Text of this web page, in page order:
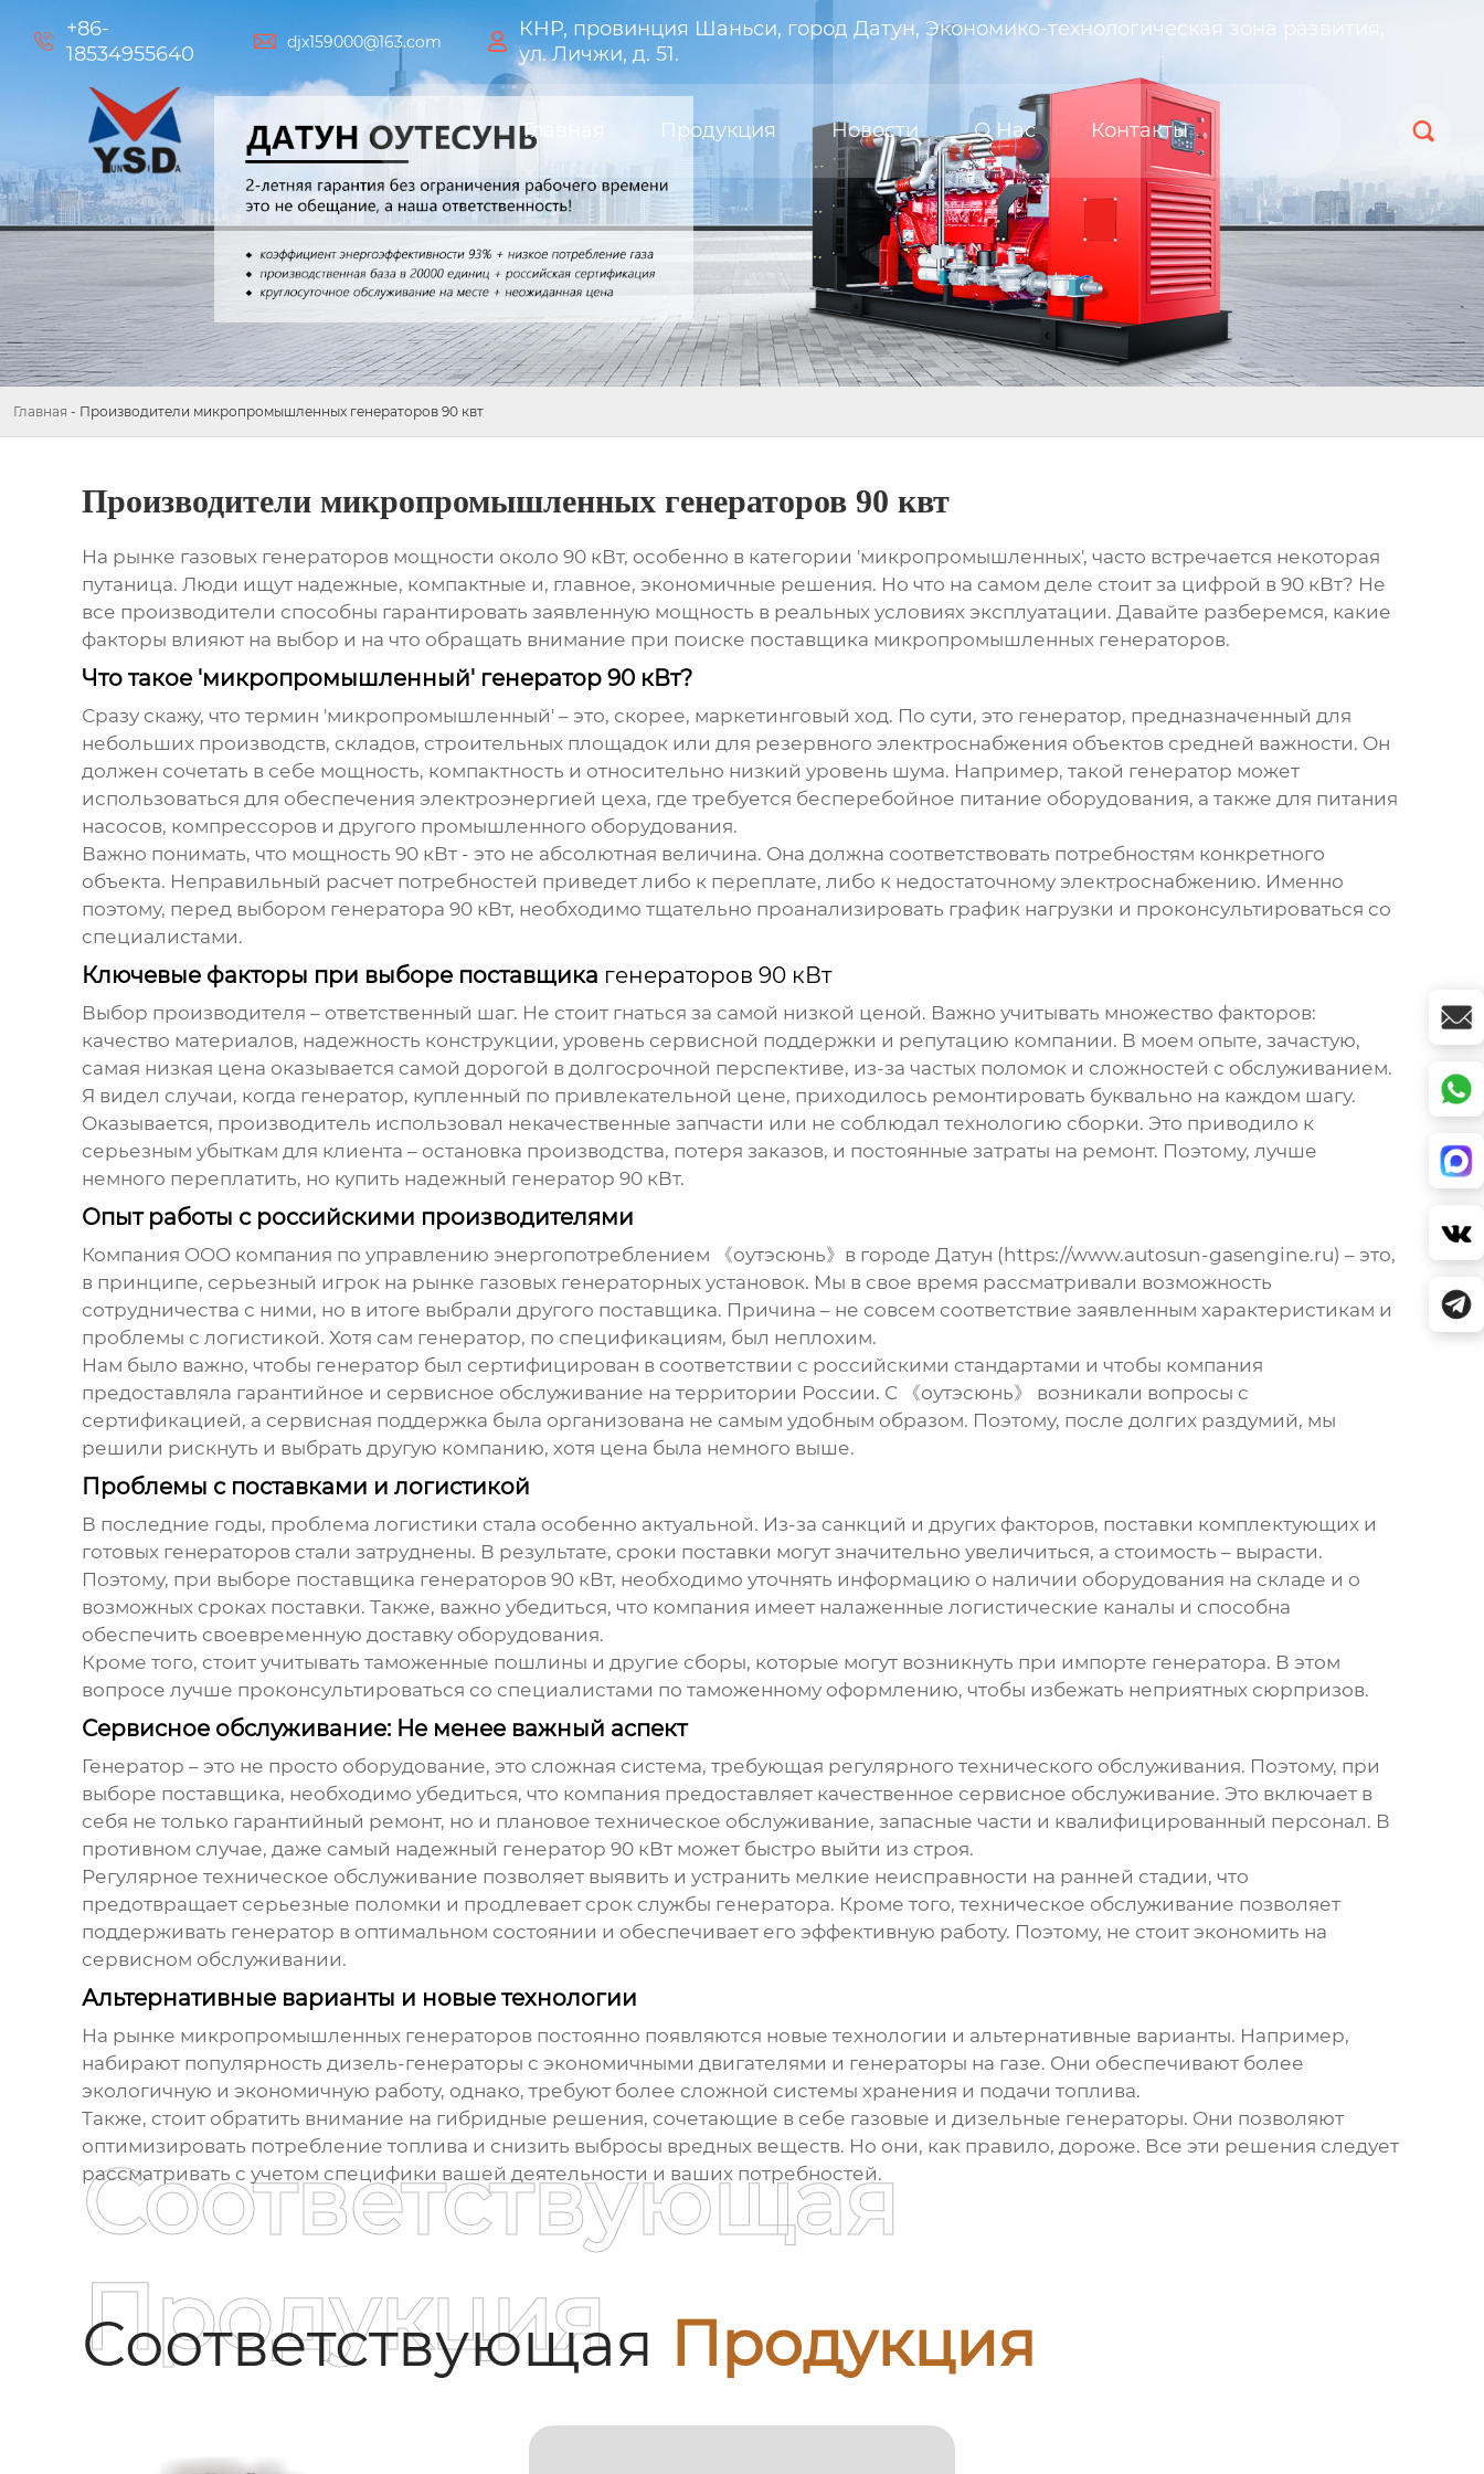

+86-
18534955640
 djx159000@163.com 
КНР, провинция Шаньси, город Датун, Экономико-технологическая зона развития,
ул. Личжи, д. 51.
Главная Продукция Новости О Нас Контакты 
Главная - Производители микропромышленных генераторов 90 квт
Производители микропромышленных генераторов 90 квт
На рынке газовых генераторов мощности около 90 кВт, особенно в категории 'микропромышленных', часто встречается некоторая
путаница. Люди ищут надежные, компактные и, главное, экономичные решения. Но что на самом деле стоит за цифрой в 90 кВт? Не
все производители способны гарантировать заявленную мощность в реальных условиях эксплуатации. Давайте разберемся, какие
факторы влияют на выбор и на что обращать внимание при поиске поставщика микропромышленных генераторов.
Что такое 'микропромышленный' генератор 90 кВт?
Сразу скажу, что термин 'микропромышленный' – это, скорее, маркетинговый ход. По сути, это генератор, предназначенный для
небольших производств, складов, строительных площадок или для резервного электроснабжения объектов средней важности. Он
должен сочетать в себе мощность, компактность и относительно низкий уровень шума. Например, такой генератор может
использоваться для обеспечения электроэнергией цеха, где требуется бесперебойное питание оборудования, а также для питания
насосов, компрессоров и другого промышленного оборудования.
Важно понимать, что мощность 90 кВт - это не абсолютная величина. Она должна соответствовать потребностям конкретного
объекта. Неправильный расчет потребностей приведет либо к переплате, либо к недостаточному электроснабжению. Именно
поэтому, перед выбором генератора 90 кВт, необходимо тщательно проанализировать график нагрузки и проконсультироваться со
специалистами.
Ключевые факторы при выборе поставщика генераторов 90 кВт
Выбор производителя – ответственный шаг. Не стоит гнаться за самой низкой ценой. Важно учитывать множество факторов:
качество материалов, надежность конструкции, уровень сервисной поддержки и репутацию компании. В моем опыте, зачастую,
самая низкая цена оказывается самой дорогой в долгосрочной перспективе, из-за частых поломок и сложностей с обслуживанием.
Я видел случаи, когда генератор, купленный по привлекательной цене, приходилось ремонтировать буквально на каждом шагу.
Оказывается, производитель использовал некачественные запчасти или не соблюдал технологию сборки. Это приводило к
серьезным убыткам для клиента – остановка производства, потеря заказов, и постоянные затраты на ремонт. Поэтому, лучше
немного переплатить, но купить надежный генератор 90 кВт.
Опыт работы с российскими производителями
Компания OOO компания по управлению энергопотреблением 《оутэсюнь》в городе Датун (https://www.autosun-gasengine.ru) – это,
в принципе, серьезный игрок на рынке газовых генераторных установок. Мы в свое время рассматривали возможность
сотрудничества с ними, но в итоге выбрали другого поставщика. Причина – не совсем соответствие заявленным характеристикам и
проблемы с логистикой. Хотя сам генератор, по спецификациям, был неплохим.
Нам было важно, чтобы генератор был сертифицирован в соответствии с российскими стандартами и чтобы компания
предоставляла гарантийное и сервисное обслуживание на территории России. С 《оутэсюнь》 возникали вопросы с
сертификацией, а сервисная поддержка была организована не самым удобным образом. Поэтому, после долгих раздумий, мы
решили рискнуть и выбрать другую компанию, хотя цена была немного выше.
Проблемы с поставками и логистикой
В последние годы, проблема логистики стала особенно актуальной. Из-за санкций и других факторов, поставки комплектующих и
готовых генераторов стали затруднены. В результате, сроки поставки могут значительно увеличиться, а стоимость – вырасти.
Поэтому, при выборе поставщика генераторов 90 кВт, необходимо уточнять информацию о наличии оборудования на складе и о
возможных сроках поставки. Также, важно убедиться, что компания имеет налаженные логистические каналы и способна
обеспечить своевременную доставку оборудования.
Кроме того, стоит учитывать таможенные пошлины и другие сборы, которые могут возникнуть при импорте генератора. В этом
вопросе лучше проконсультироваться со специалистами по таможенному оформлению, чтобы избежать неприятных сюрпризов.
Сервисное обслуживание: Не менее важный аспект
Генератор – это не просто оборудование, это сложная система, требующая регулярного технического обслуживания. Поэтому, при
выборе поставщика, необходимо убедиться, что компания предоставляет качественное сервисное обслуживание. Это включает в
себя не только гарантийный ремонт, но и плановое техническое обслуживание, запасные части и квалифицированный персонал. В
противном случае, даже самый надежный генератор 90 кВтможет быстро выйти из строя.
Регулярное техническое обслуживание позволяет выявить и устранить мелкие неисправности на ранней стадии, что
предотвращает серьезные поломки и продлевает срок службы генератора. Кроме того, техническое обслуживание позволяет
поддерживать генератор в оптимальном состоянии и обеспечивает его эффективную работу. Поэтому, не стоит экономить на
сервисном обслуживании.
Альтернативные варианты и новые технологии
На рынке микропромышленных генераторовпостоянно появляются новые технологии и альтернативные варианты. Например,
набирают популярность дизель-генераторы с экономичными двигателями и генераторы на газе. Они обеспечивают более
экологичную и экономичную работу, однако, требуют более сложной системы хранения и подачи топлива.
Также, стоит обратить внимание на гибридные решения, сочетающие в себе газовые и дизельные генераторы. Они позволяют
оптимизировать потребление топлива и снизить выбросы вредных веществ. Но они, как правило, дороже. Все эти решения следует
рассматривать с учетом специфики вашей деятельности и ваших потребностей.
Соответствующая Продукция
Соответствующая
Продукция